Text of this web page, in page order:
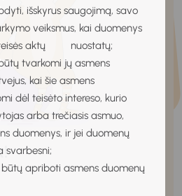
išskyrus saugojimą, savo
veiksmus, kai duomenys
teisės aktų nuostatų;
tvarkomi jų asmens
kai šie asmens
dėl teisėto intereso, kurio
arba trečiasis asmuo,
duomenys, ir jei duomenų
svarbesni;
apriboti asmens duomenų